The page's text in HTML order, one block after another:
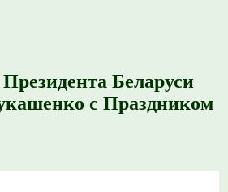
Беларуси
с Праздником